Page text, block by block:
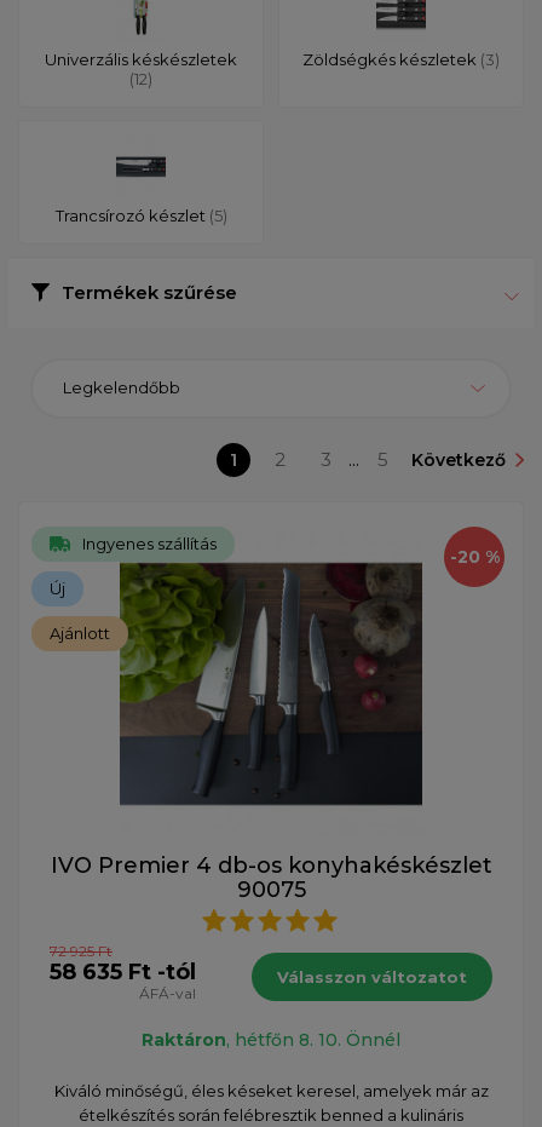
Univerzális késkészletek
(12)
Zöldségkés készletek (3)
Trancsírozó készlet (5)
Termékek szűrése
Legkelendőbb
1 2 3 ... 5 Következő
-20 %
Ingyenes szállítás
Új
Ajánlott
IVO Premier 4 db-os konyhakéskészlet
90075
72 925 Ft
58 635 Ft -tól
ÁFÁ-val
Válasszon változatot
Raktáron, hétfőn 8. 10. Önnél
Kiváló minőségű, éles késeket keresel, amelyek már az
ételkészítés során felébresztik benned a kulináris